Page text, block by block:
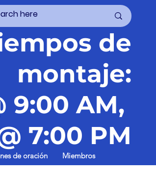
de
montaje:
9:00 AM,
7:00 PM
de oración Miembros